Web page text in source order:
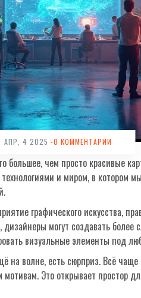
АПР, 4 2025 -0 КОММЕНТАРИИ
большее, чем просто красивые
и миром, в котором
графического искусства,
могут создавать
визуальные элементы под
на волне, есть сюрприз. Всё
Это открывает простор